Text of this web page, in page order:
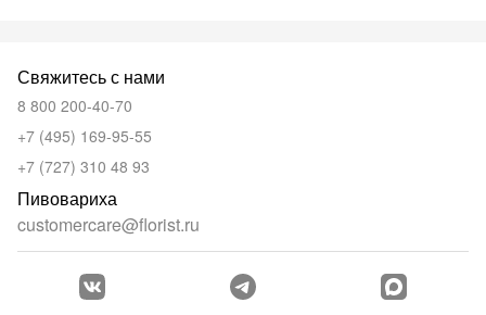
Свяжитесь с нами
8 800 200-40-70
+7 (495) 169-95-55
+7 (727) 310 48 93
Пивовариха
customercare@florist.ru